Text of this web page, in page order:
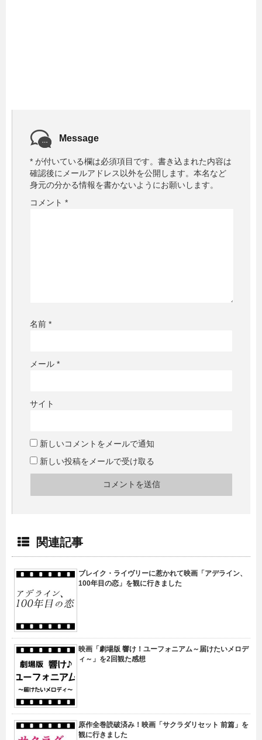
Message
* が付いている欄は必須項目です。 書き込まれた内容は
確認後にメールアドレス以外を公開します。本名など
身元の分かる情報を書かないようにお願いします。
コメント *
名前 *
メール *
サイト
新しいコメントをメールで通知
新しい投稿をメールで受け取る
関連記事
ブレイク・ライヴリーに惹かれて映画「アデライン、
100年目の恋」を観に行きました
映画「劇場版 響け！ユーフォニアム～届けたいメロデ
ィ～」を2回観た感想
原作全巻読破済み！映画「サクラダリセット 前篇」を
観に行きました